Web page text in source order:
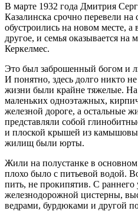
В марте 1932 года Дмитрия
Казалинска срочно перевели
обустроились на новом месте, а
другое, и семья оказывается на
Керкелмес.
Это был заброшенный богом и
И понятно, здесь долго никто
жизни были крайне тяжелые.
маленьких одноэтажных,
железной дороге, а остальные
представляли собой
и плоской крышей из
жилищ были юрты.
Жили на полустанке в
плохо было с питьевой водой.
пить, не прокипятив. С раннего
железнодорожной цистерны,
ведрами, бурдюками и другой